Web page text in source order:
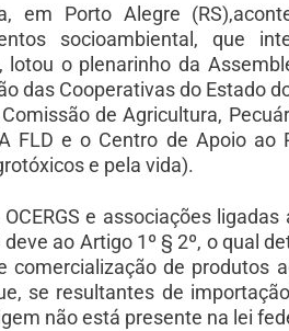
em Porto Alegre
socioambiental, que
lotou o plenarinho da
das Cooperativas do Estado
de Agricultura,
FLD e o Centro de Apoio
e pela vida).
e associações
ao Artigo 1º § 2º, o qual
comercialização de produtos
se resultantes de
não está presente na lei